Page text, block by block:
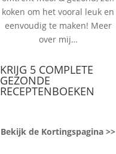
koken om het vooral leuk en
eenvoudig te maken! Meer
over mij…
KRIJG 5 COMPLETE
GEZONDE
RECEPTENBOEKEN
Bekijk de Kortingspagina >>